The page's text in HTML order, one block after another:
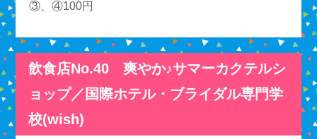
③、④100円
飲食店No.40 爽やか♪サマーカクテルシ
ョップ／国際ホテル・ブライダル専門学
校(wish)